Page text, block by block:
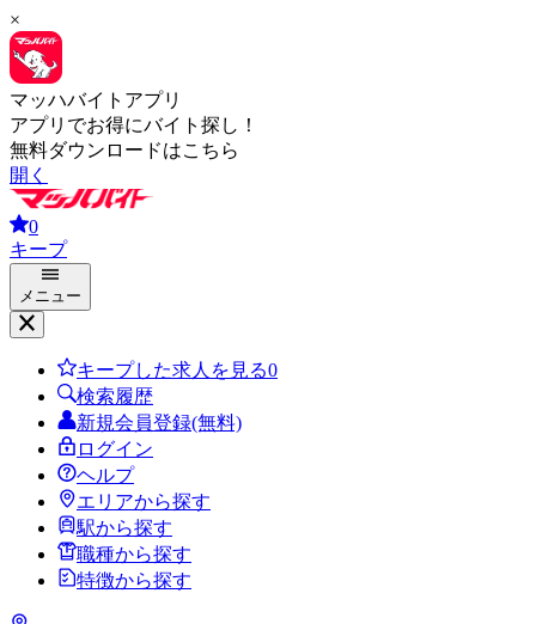
×
マッハバイトアプリ
アプリでお得にバイト探し！
無料ダウンロードはこちら
開く
0
キープ
メニュー
キープした求人を見る0
検索履歴
新規会員登録(無料)
ログイン
ヘルプ
エリアから探す
駅から探す
職種から探す
特徴から探す